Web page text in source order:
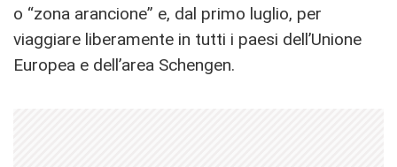
o “zona arancione” e, dal primo luglio, per
viaggiare liberamente in tutti i paesi dell’Unione
Europea e dell’area Schengen.